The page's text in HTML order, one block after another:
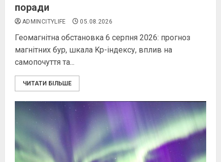
поради
ADMINCITYLIFE 05.08.2026
Геомагнітна обстановка 6 серпня 2026: прогноз
магнітних бур, шкала Kp-індексу, вплив на
самопочуття та...
ЧИТАТИ БІЛЬШЕ